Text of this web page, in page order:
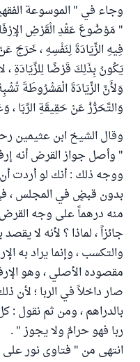
وجاء في " الموسوعة الفقهية "
" مَوْضُوعَ عَقْدِ الْقَرْضِ
فِيهِ الزِّيَادَةَ لِنَفْسِهِ ،
يَكُونُ بِذَلِكَ قَرْضًا لِلزِّيَادَةِ ،
وَلأَنَّ الزِّيَادَةَ الْمَشْرُوطَةَ
وَالتَّحَرُّزُ عَنْ حَقِيقَةِ الرِّبَا ،
وقال الشيخ ابن عثيمين
" وأصل جواز القرض أنه
ووجه ذلك : أنك لو أردت
بدون قبضٍ في المجلس ،
منه درهماً على وجه
جائزاً ، لماذا ؟ لأنه لا
والتكسب ، وإنما يراد به
مقصوده الأصلي ، وهو
صار داخلاً في الربا ؛ لأن
بالدراهم ، ومن ثم نقول
ربا فهو حرامٌ ولا يجوز " .
انتهى من " فتاوى نور